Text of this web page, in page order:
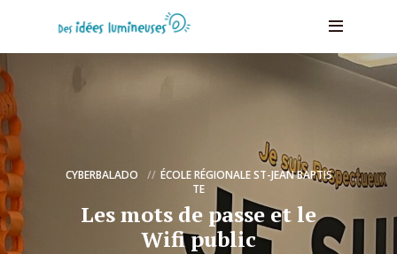
CYBERBALADO
ÉCOLE RÉGIONALE ST-JEAN BAPTIS
TE
Les mots de passe et le
Wifi public